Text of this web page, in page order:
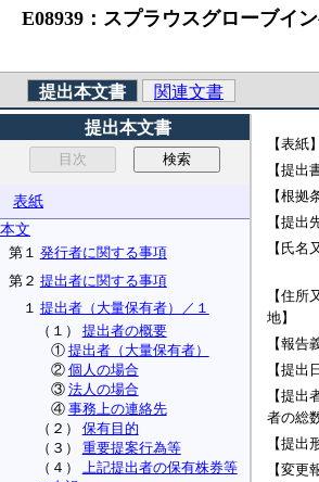
E08939：スプラウスグローブイ
提出本文書
関連文書
提出本文書